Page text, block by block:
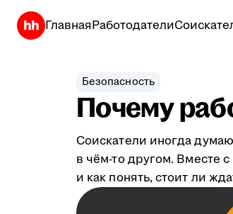
ГлавнаяРаботодатели
Безопасность
Почему
Соискатели иногда
в чём-то другом. Вместе
и как понять, стоит ли